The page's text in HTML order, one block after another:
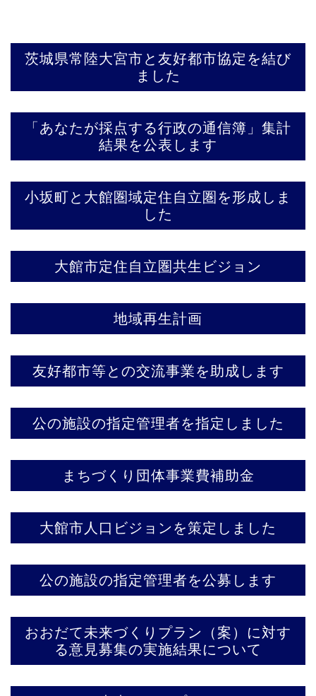
茨城県常陸大宮市と友好都市協定を結び
ました
「あなたが採点する行政の通信簿」集計
結果を公表します
小坂町と大館圏域定住自立圏を形成しま
した
大館市定住自立圏共生ビジョン
地域再生計画
友好都市等との交流事業を助成します
公の施設の指定管理者を指定しました
まちづくり団体事業費補助金
大館市人口ビジョンを策定しました
公の施設の指定管理者を公募します
おおだて未来づくりプラン（案）に対す
る意見募集の実施結果について